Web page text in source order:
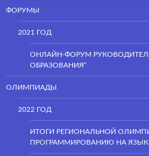
ФОРУМЫ
2021 ГОД
ОНЛАЙН-ФОРУМ
ОБРАЗОВАНИЯ”
ОЛИМПИАДЫ
2022 ГОД
ИТОГИ РЕГИОНАЛЬНОЙ
ПРОГРАММИРОВАНИЮ НА ЯЗЫКЕ